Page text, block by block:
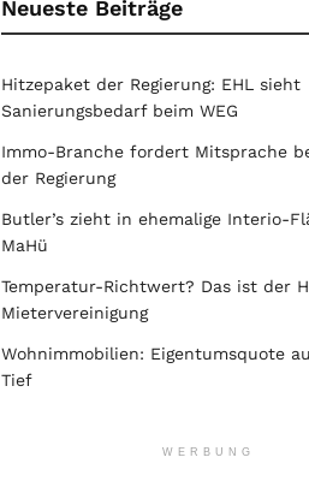
Neueste Beiträge
Hitzepaket der Regierung: EHL sieht
Sanierungsbedarf beim WEG
Immo-Branche fordert Mitsprache
der Regierung
Butler’s zieht in ehemalige Interio-
MaHü
Temperatur-Richtwert? Das ist der
Mietervereinigung
Wohnimmobilien: Eigentumsquote
Tief
WERBUNG